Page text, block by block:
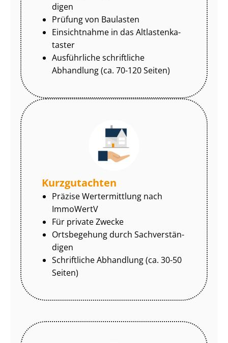
di­gen
Prüfung von Baulasten
Einsichtnahme in das Alt­las­ten­ka­
tas­ter
Ausführliche schriftliche
Abhandlung (ca. 70-120 Seiten)
Kurzgutachten
Präzise Wertermittlung nach
ImmoWertV
Für private Zwecke
Ortsbegehung durch Sach­ver­stän­
di­gen
Schriftliche Abhandlung (ca. 30-50
Seiten)